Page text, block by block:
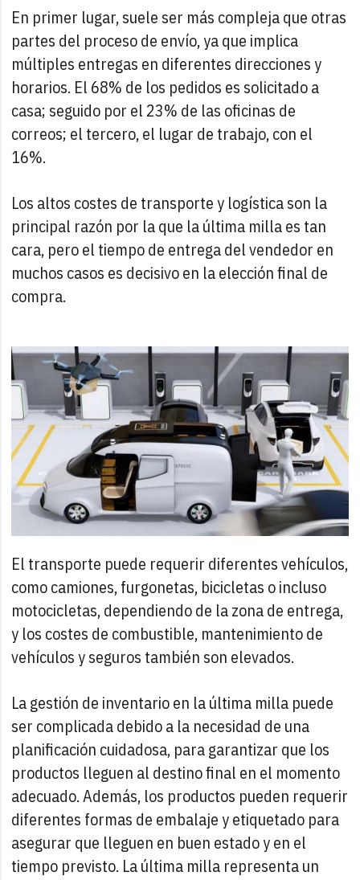
En primer lugar, suele ser más compleja que otras
partes del proceso de envío, ya que implica
múltiples entregas en diferentes direcciones y
horarios. El 68% de los pedidos es solicitado a
casa; seguido por el 23% de las oficinas de
correos; el tercero, el lugar de trabajo, con el
16%.
Los altos costes de transporte y logística son la
principal razón por la que la última milla es tan
cara, pero el tiempo de entrega del vendedor en
muchos casos es decisivo en la elección final de
compra.
El transporte puede requerir diferentes vehículos,
como camiones, furgonetas, bicicletas o incluso
motocicletas, dependiendo de la zona de entrega,
y los costes de combustible, mantenimiento de
vehículos y seguros también son elevados.
La gestión de inventario en la última milla puede
ser complicada debido a la necesidad de una
planificación cuidadosa, para garantizar que los
productos lleguen al destino final en el momento
adecuado. Además, los productos pueden requerir
diferentes formas de embalaje y etiquetado para
asegurar que lleguen en buen estado y en el
tiempo previsto. La última milla representa un